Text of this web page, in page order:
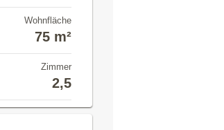
Wohnfläche
75 m²
Zimmer
2,5